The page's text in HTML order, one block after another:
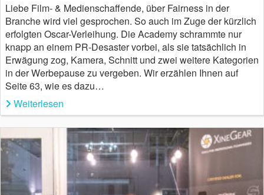
Liebe Film- & Medienschaffende, über Fairness in der
Branche wird viel gesprochen. So auch im Zuge der kürzlich
erfolgten Oscar-Verleihung. Die Academy schrammte nur
knapp an einem PR-Desaster vorbei, als sie tatsächlich in
Erwägung zog, Kamera, Schnitt und zwei weitere Kategorien
in der Werbepause zu vergeben. Wir erzählen Ihnen auf
Seite 63, wie es dazu…
Weiterlesen